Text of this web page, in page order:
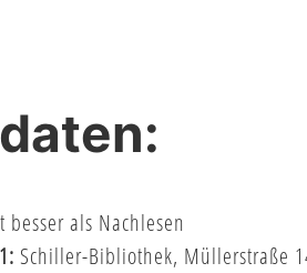
besser als Nachlesen
Schiller-Bibliothek, Müllerstraße